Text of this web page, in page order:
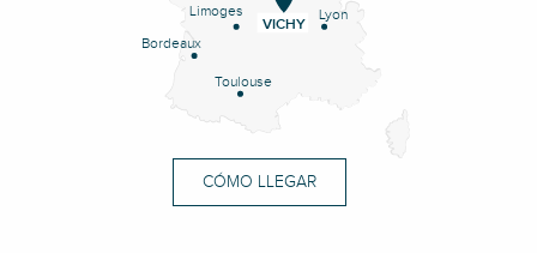
Lyon
Limoges
Bordeaux
Toulouse
VICHY
CÓMO LLEGAR